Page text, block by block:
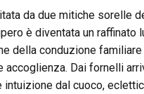
da due mitiche sorelle
è diventata un raffinato
della conduzione familiare
accoglienza. Dai fornelli
intuizione dal cuoco,